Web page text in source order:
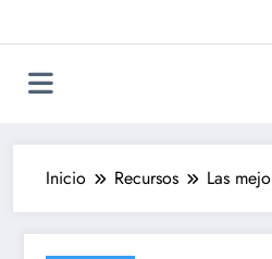
Inicio Recursos Las